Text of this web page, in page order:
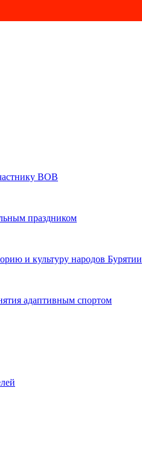
ВОВ
праздником
и культуру народов Бурятии
адаптивным спортом